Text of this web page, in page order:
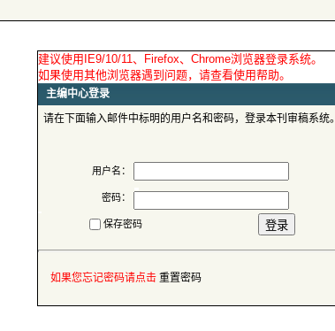
请在下面输入邮件中标明的用户名和密码，登录本刊审稿系统。
用户名：
密码：
保存密码